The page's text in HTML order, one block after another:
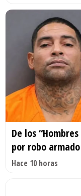
De los
por robo
Hace 10 horas